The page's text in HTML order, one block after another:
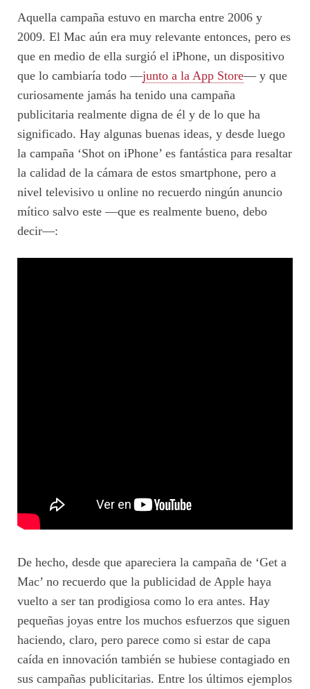
Aquella campaña estuvo en marcha entre 2006 y
2009. El Mac aún era muy relevante entonces, pero es
que en medio de ella surgió el iPhone, un dispositivo
que lo cambiaría todo —junto a la App Store— y que
curiosamente jamás ha tenido una campaña
publicitaria realmente digna de él y de lo que ha
significado. Hay algunas buenas ideas, y desde luego
la campaña ‘Shot on iPhone’ es fantástica para resaltar
la calidad de la cámara de estos smartphone, pero a
nivel televisivo u online no recuerdo ningún anuncio
mítico salvo este —que es realmente bueno, debo
decir—:
De hecho, desde que apareciera la campaña de ‘Get a
Mac’ no recuerdo que la publicidad de Apple haya
vuelto a ser tan prodigiosa como lo era antes. Hay
pequeñas joyas entre los muchos esfuerzos que siguen
haciendo, claro, pero parece como si estar de capa
caída en innovación también se hubiese contagiado en
sus campañas publicitarias. Entre los últimos ejemplos